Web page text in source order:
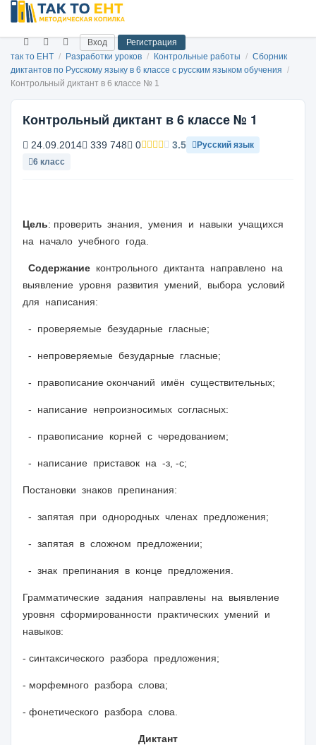
Вход
Регистрация
так то ЕНТ / Разработки уроков / Контрольные работы / Сборник
диктантов по Русскому языку в 6 классе с русским языком обучения /
Контрольный диктант в 6 классе № 1
Контрольный диктант в 6 классе № 1
24.09.2014 339 748 0 3.5
Русский язык
6 класс
Цель: проверить знания, умения и навыки учащихся
на начало учебного года.
Содержание контрольного диктанта направлено на
выявление уровня развития умений, выбора условий
для написания:
- проверяемые безударные гласные;
- непроверяемые безударные гласные;
- правописание окончаний имён существительных;
- написание непроизносимых согласных:
- правописание корней с чередованием;
- написание приставок на -з, -с;
Постановки знаков препинания:
- запятая при однородных членах предложения;
- запятая в сложном предложении;
- знак препинания в конце предложения.
Грамматические задания направлены на выявление
уровня сформированности практических умений и
навыков:
- синтаксического разбора предложения;
- морфемного разбора слова;
- фонетического разбора слова.
Диктант